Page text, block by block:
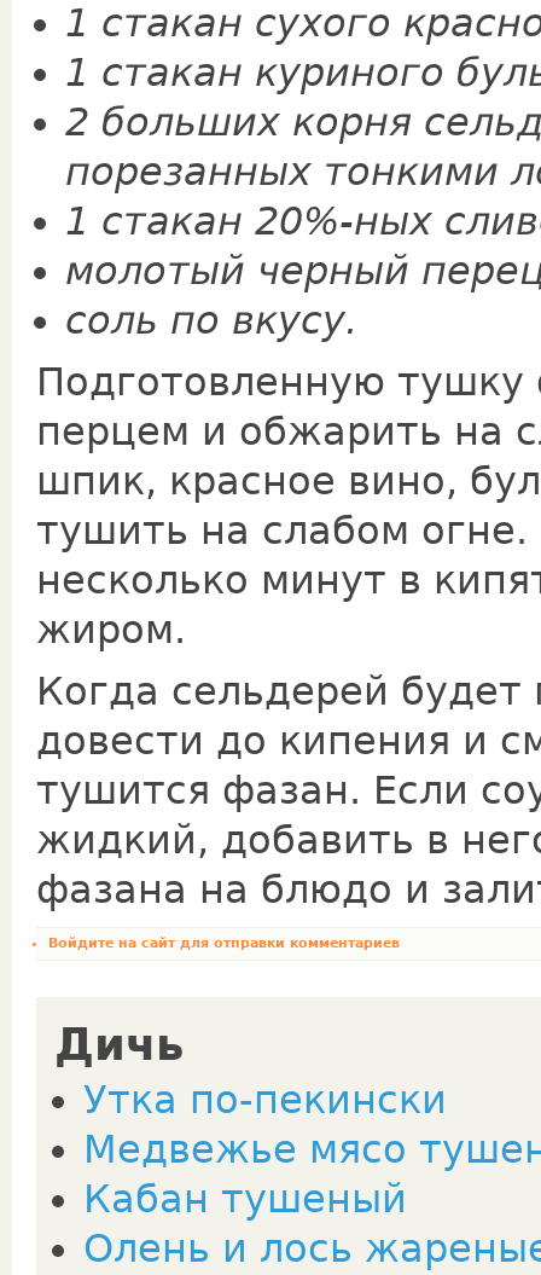
1 ста­кан сухого
1 стакан куриного
2 больших корня
порезанных тонкими
1 ста­кан 20%-ных
молотый черный
соль по вкусу.
Подготовленную тушку
перцем и обжарить на
шпик, красное вино,
тушить на слабом
несколько минут в
жиром.
Когда сельдерей будет
довести до кипения и
тушится фазан. Если
жидкий, добавить в
фазана на блюдо и
Войдите на сайтдля отправки комментариев
Дичь
Утка по-пекински
Медвежье мясо
Кабан тушеный
Олень и лось